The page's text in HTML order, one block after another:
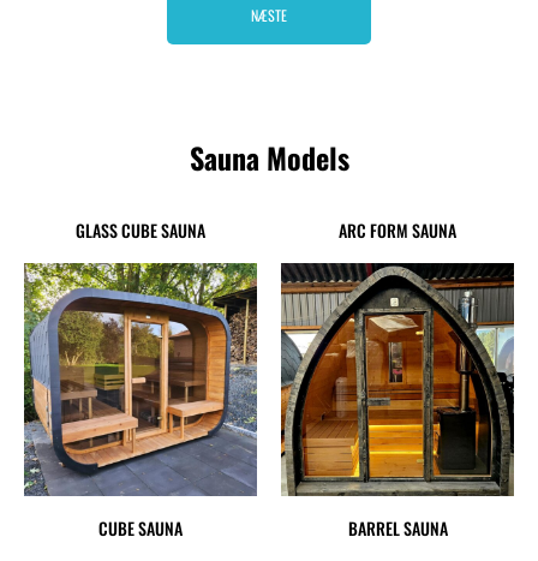
NÆSTE
Sauna Models
GLASS CUBE SAUNA ARC FORM SAUNA
CUBE SAUNA BARREL SAUNA